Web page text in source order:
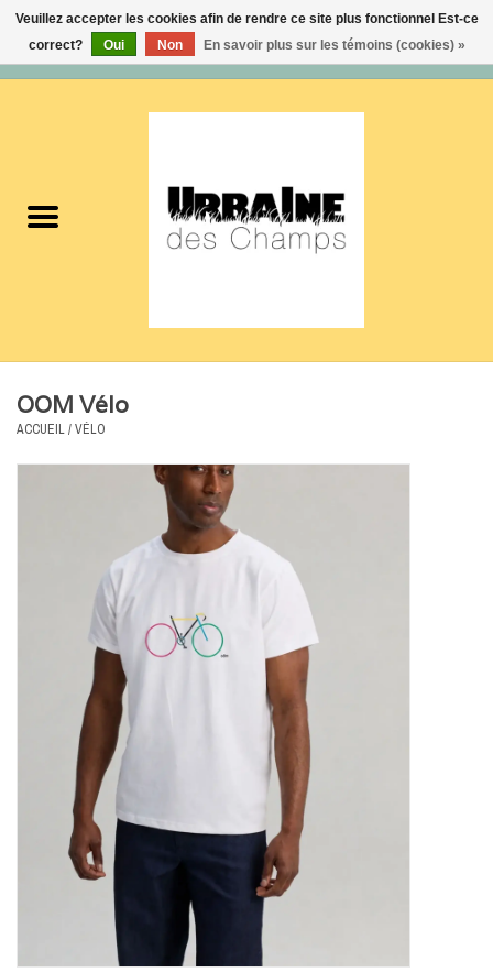
Femmes
Soldes
OOM Vélo
ACCUEIL/VÉLO
Veuillez accepter les cookies afin de rendre ce site plus fonctionnel Est-ce
correct?
Oui Non En savoir plus sur les témoins (cookies) »